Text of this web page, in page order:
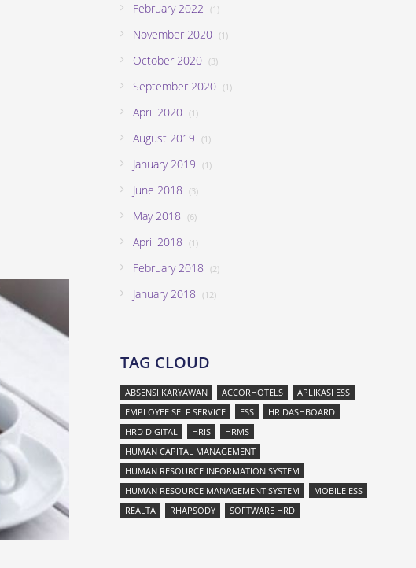
February 2022 (1)
November 2020 (1)
October 2020 (3)
September 2020 (1)
April 2020 (1)
August 2019 (1)
January 2019 (1)
June 2018 (3)
May 2018 (6)
April 2018 (1)
February 2018 (2)
January 2018 (12)
TAG CLOUD
ABSENSI KARYAWAN ACCORHOTELS
APLIKASI ESS
EMPLOYEE SELF SERVICE
ESS
HR DASHBOARD
HRD DIGITAL
HRIS
HRMS
HUMAN CAPITAL MANAGEMENT
HUMAN RESOURCE INFORMATION SYSTEM
HUMAN RESOURCE MANAGEMENT SYSTEM
MOBILE ESS
REALTA
RHAPSODY SOFTWARE HRD